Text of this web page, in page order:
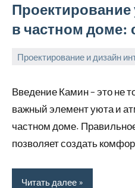
в частном доме:
Проектирование и дизайн
u_dachki_ru
Введение Камин – это не
важный элемент уюта и
частном доме.
позволяет создать
Читать далее